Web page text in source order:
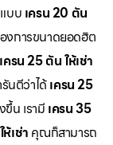
บบ เครน 20 ตัน
งการขนาดยอดฮิต
ครน 25 ตัน ให้เช่า
นตีว่าได้เครน 25
น เรามีเครน 35
เช่า คุณก็สามารถ